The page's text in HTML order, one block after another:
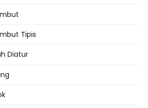
Tipis
Diatur